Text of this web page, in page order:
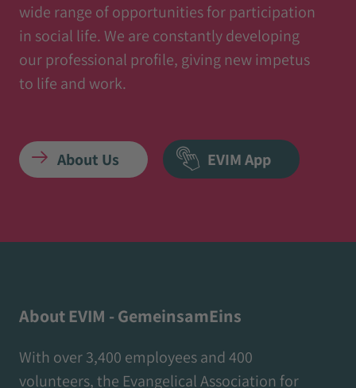
wide range of opportunities for participation
in social life. We are constantly developing
our professional profile, giving new impetus
to life and work.
About Us EVIM App
About EVIM - GemeinsamEins
With over 3,400 employees and 400
volunteers, the Evangelical Association for